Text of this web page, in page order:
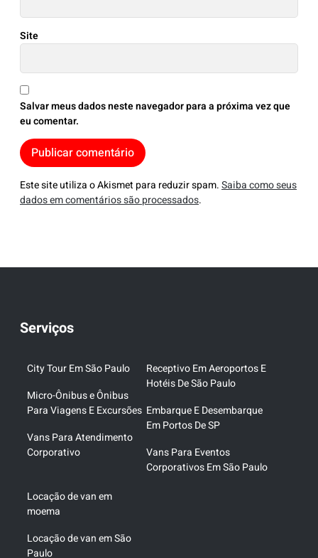
Site
Salvar meus dados neste navegador para a próxima vez que
eu comentar.
Este site utiliza o Akismet para reduzir spam.Saiba como seus
dados em comentários são processados.
Serviços
City Tour Em São Paulo
Micro-Ônibus e Ônibus
Para Viagens E Excursões
Vans Para Atendimento
Corporativo
Receptivo Em Aeroportos E
Hotéis De São Paulo
Embarque E Desembarque
Em Portos De SP
Vans Para Eventos
Corporativos Em São Paulo
Locação de van em
moema
Locação de van em São
Paulo